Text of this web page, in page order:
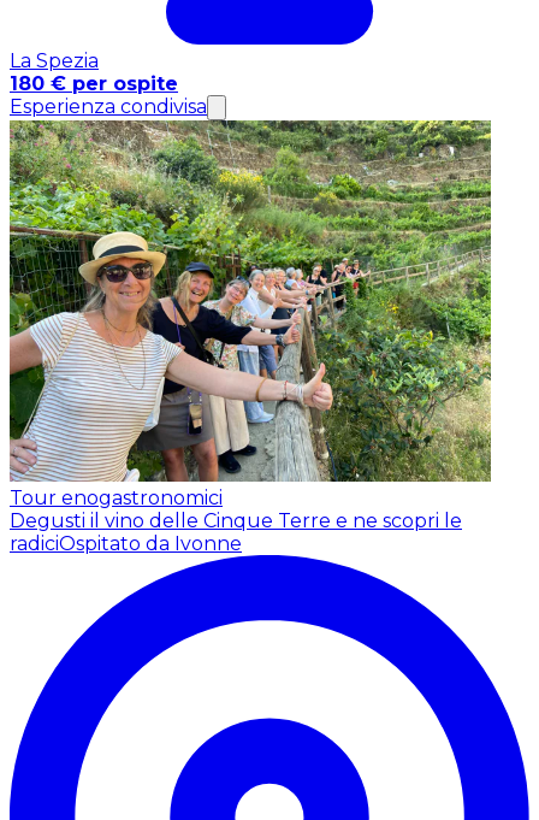
La Spezia
180 € per ospite
Esperienza condivisa
Tour enogastronomici
Degusti il vino delle Cinque Terre e ne scopri le
radiciOspitato da Ivonne